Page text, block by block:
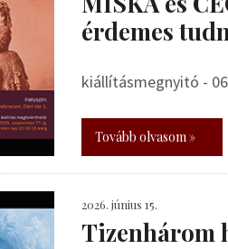
érdemes
kiállításmegnyitó -
Tovább olvasom »
2026. június 15.
Tizenhárom